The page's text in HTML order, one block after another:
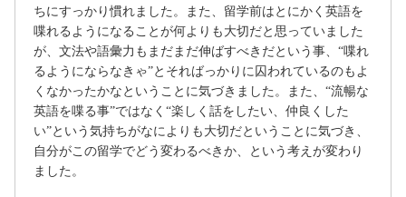
ちにすっかり慣れました。また、留学前はとにかく英語を
喋れるようになることが何よりも大切だと思っていました
が、文法や語彙力もまだまだ伸ばすべきだという事、“喋れ
るようにならなきゃ”とそればっかりに囚われているのもよ
くなかったかなということに気づきました。また、“流暢な
英語を喋る事”ではなく“楽しく話をしたい、仲良くした
い”という気持ちがなによりも大切だということに気づき、
自分がこの留学でどう変わるべきか、という考えが変わり
ました。